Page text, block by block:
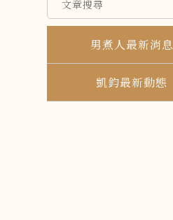
男煮人最新消息
凱鈞最新動態